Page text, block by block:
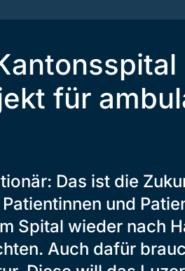
für
Das ist die
und
Spital wieder nach
Auch dafür